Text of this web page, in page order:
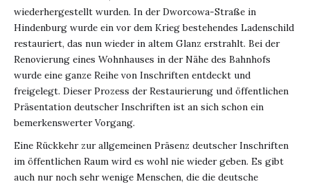
wiederhergestellt wurden. In der Dworcowa-Straße in
Hindenburg wurde ein vor dem Krieg bestehendes Ladenschild
restauriert, das nun wieder in altem Glanz erstrahlt. Bei der
Renovierung eines Wohnhauses in der Nähe des Bahnhofs
wurde eine ganze Reihe von Inschriften entdeckt und
freigelegt. Dieser Prozess der Restaurierung und öffentlichen
Präsentation deutscher Inschriften ist an sich schon ein
bemerkenswerter Vorgang.
Eine Rückkehr zur allgemeinen Präsenz deutscher Inschriften
im öffentlichen Raum wird es wohl nie wieder geben. Es gibt
auch nur noch sehr wenige Menschen, die die deutsche